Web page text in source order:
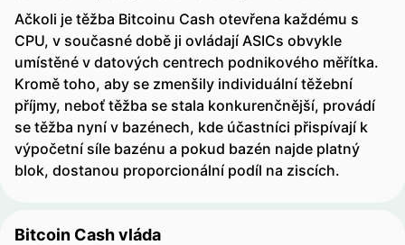
Ačkoli je těžba Bitcoinu Cash otevřena každému s
CPU, v současné době ji ovládají ASICs obvykle
umístěné v datových centrech podnikového měřítka.
Kromě toho, aby se zmenšily individuální těžební
příjmy, neboť těžba se stala konkurenčnější, provádí
se těžba nyní v bazénech, kde účastníci přispívají k
výpočetní síle bazénu a pokud bazén najde platný
blok, dostanou proporcionální podíl na ziscích.
Bitcoin Cash vláda